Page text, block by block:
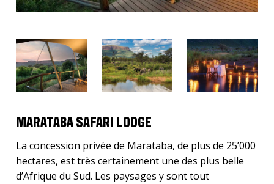
MARATABA SAFARI LODGE
La concession privée de Marataba, de plus de 25’000
hectares, est très certainement une des plus belle
d’Afrique du Sud. Les paysages y sont tout